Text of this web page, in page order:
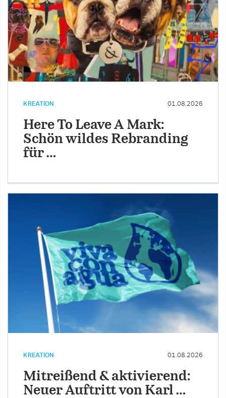
KREATION 01.08.2026
Here To Leave A Mark:
Schön wildes Rebranding
für …
KREATION 01.08.2026
Mitreißend & aktivierend:
Neuer Auftritt von Karl …